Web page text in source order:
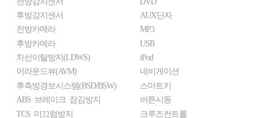
후방감지센서
전방카메라
후방카메라
차선이탈방지(LDWS)
어라운드뷰(AVM)
후측방경보시스템(BSD/BSW)
ABS 브레이크 잠김방지
TCS 미끄럼방지
AUX단자
MP3
USB
iPod
네비게이션
스마트키
버튼시동
크루즈컨트롤